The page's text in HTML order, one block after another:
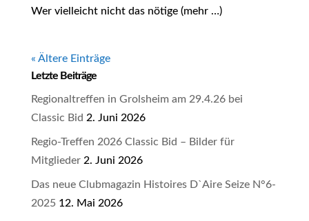
Wer vielleicht nicht das nötige (mehr …)
« Ältere Einträge
Letzte Beiträge
Regionaltreffen in Grolsheim am 29.4.26 bei
Classic Bid 2. Juni 2026
Regio-Treffen 2026 Classic Bid – Bilder für
Mitglieder 2. Juni 2026
Das neue Clubmagazin Histoires D`Aire Seize N°6-
2025 12. Mai 2026